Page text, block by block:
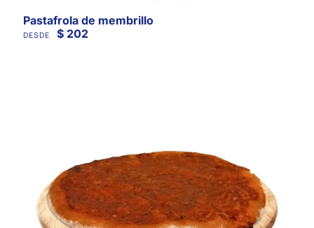
Pastafrola de membrillo
DESDE $202